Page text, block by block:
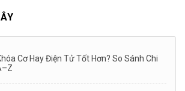
Cơ Hay Điện Tử Tốt Hơn? So Sánh Chi